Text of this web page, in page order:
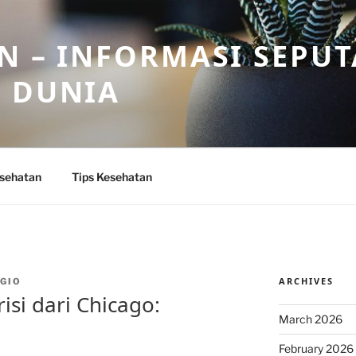
– INFORMASI
DUNIA
Tips Kesehatan
dari Chicago:
ARCHIVES
March 2026
February 2026